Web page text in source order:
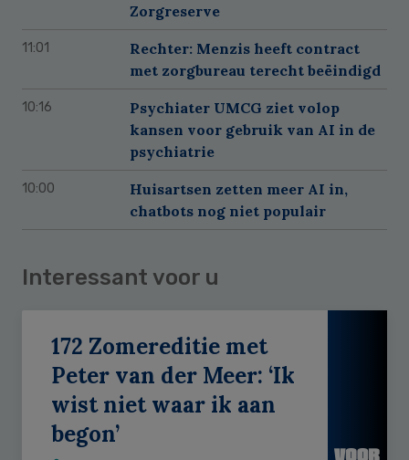
Zorgreserve
11:01
Rechter: Menzis heeft contract
met zorgbureau terecht beëindigd
10:16
Psychiater UMCG ziet volop
kansen voor gebruik van AI in de
psychiatrie
10:00
Huisartsen zetten meer AI in,
chatbots nog niet populair
Interessant voor u
172 Zomereditie met
Peter van der Meer: ‘Ik
wist niet waar ik aan
begon’